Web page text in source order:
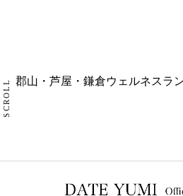
SCROLL 郡山・芦屋・鎌倉ウェルネスラ